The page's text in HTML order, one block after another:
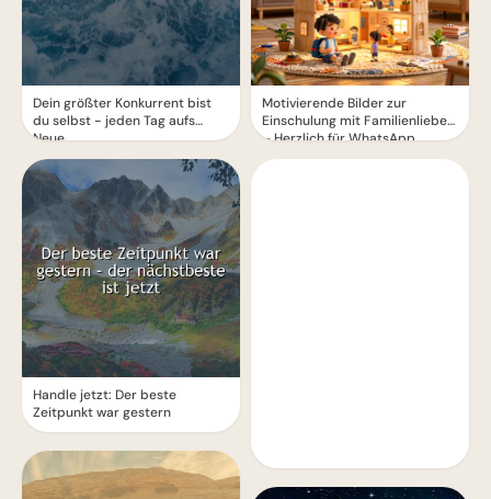
Dein größter Konkurrent bist
du selbst - jeden Tag aufs
Neue
Handle jetzt: Der beste
Zeitpunkt war gestern
Motivierende Bilder zur
Einschulung mit Familienliebe
– Herzlich für WhatsApp